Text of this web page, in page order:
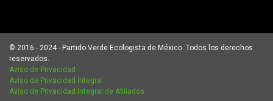
© 2016 - 2024 - Partido Verde Ecologista de México. Todos los derechos
reservados.
Aviso de Privacidad
Aviso de Privacidad Integral
Aviso de Privacidad Integral de Afiliados